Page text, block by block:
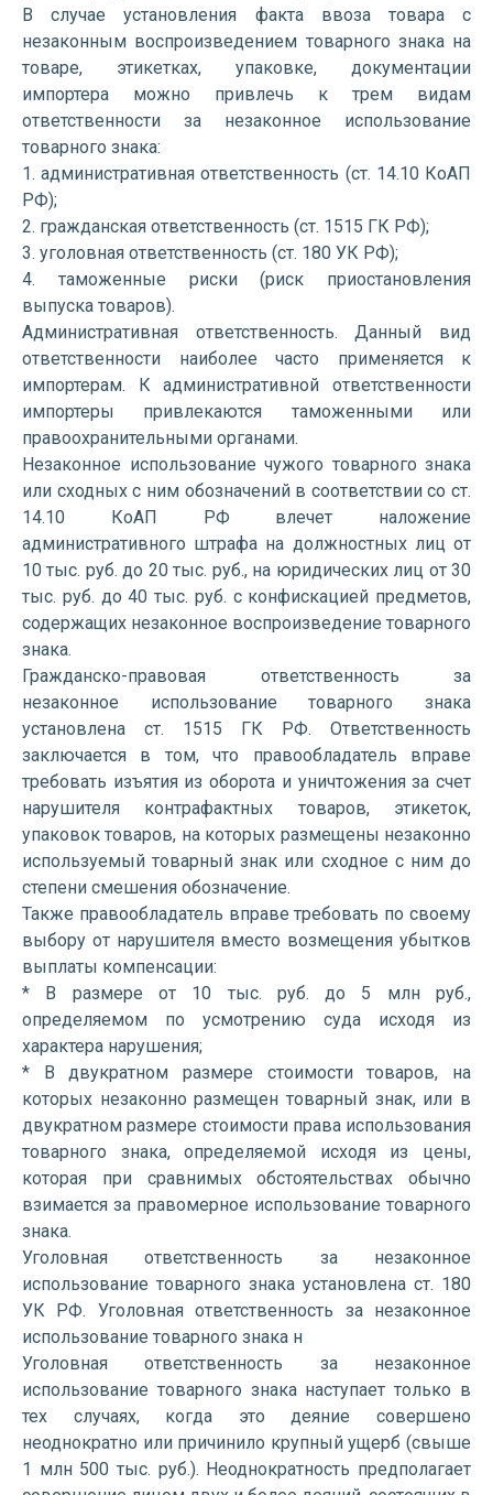
В случае установления факта ввоза товара с
незаконным воспроизведением товарного знака на
товаре, этикетках, упаковке, документации
импортера можно привлечь к трем видам
ответственности за незаконное использование
товарного знака:
1. административная ответственность (ст. 14.10 КоАП
РФ);
2. гражданская ответственность (ст. 1515 ГК РФ);
3. уголовная ответственность (ст. 180 УК РФ);
4. таможенные риски (риск приостановления
выпуска товаров).
Административная ответственность. Данный вид
ответственности наиболее часто применяется к
импортерам. К административной ответственности
импортеры привлекаются таможенными или
правоохранительными органами.
Незаконное использование чужого товарного знака
или сходных с ним обозначений в соответствии со ст.
14.10 КоАП РФ влечет наложение
административного штрафа на должностных лиц от
10 тыс. руб. до 20 тыс. руб., на юридических лиц от 30
тыс. руб. до 40 тыс. руб. с конфискацией предметов,
содержащих незаконное воспроизведение товарного
знака.
Гражданско-правовая ответственность за
незаконное использование товарного знака
установлена ст. 1515 ГК РФ. Ответственность
заключается в том, что правообладатель вправе
требовать изъятия из оборота и уничтожения за счет
нарушителя контрафактных товаров, этикеток,
упаковок товаров, на которых размещены незаконно
используемый товарный знак или сходное с ним до
степени смешения обозначение.
Также правообладатель вправе требовать по своему
выбору от нарушителя вместо возмещения убытков
выплаты компенсации:
* В размере от 10 тыс. руб. до 5 млн руб.,
определяемом по усмотрению суда исходя из
характера нарушения;
* В двукратном размере стоимости товаров, на
которых незаконно размещен товарный знак, или в
двукратном размере стоимости права использования
товарного знака, определяемой исходя из цены,
которая при сравнимых обстоятельствах обычно
взимается за правомерное использование товарного
знака.
Уголовная ответственность за незаконное
использование товарного знака установлена ст. 180
УК РФ. Уголовная ответственность за незаконное
использование товарного знака н
Уголовная ответственность за незаконное
использование товарного знака наступает только в
тех случаях, когда это деяние совершено
неоднократно или причинило крупный ущерб (свыше
1 млн 500 тыс. руб.). Неоднократность предполагает